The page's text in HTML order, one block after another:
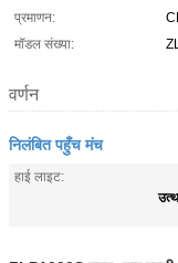
प्रमाणन:
मॉडल संख्या:
वर्णन
निलंबित पहुँच मंच
हाई लाइट: